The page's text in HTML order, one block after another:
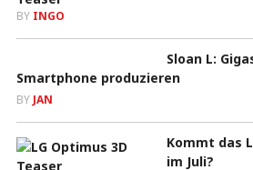
BY INGO
Sloan L:
Smartphone produzieren
BY JAN
Kommt das
im Juli?